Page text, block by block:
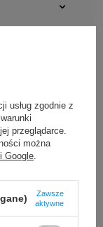
PT-P750W
H107B
PT-D210VP
usług zgodnie z
przeglądarce.
można
Google.
Zawsze
aktywne